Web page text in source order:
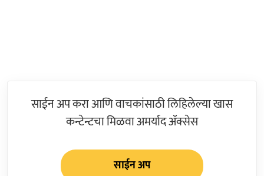
साईन अप करा आणि वाचकांसाठी लिहिलेल्या खास
कन्टेन्टचा मिळवा अमर्याद ॲक्सेस
साईन अप